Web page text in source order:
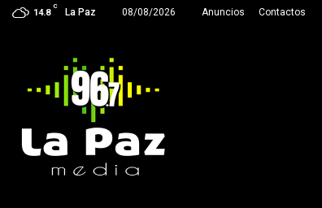
14.8
C
La Paz 08/08/2026 Anuncios Contactos
Inter Star Rush hace historia y clasifica…